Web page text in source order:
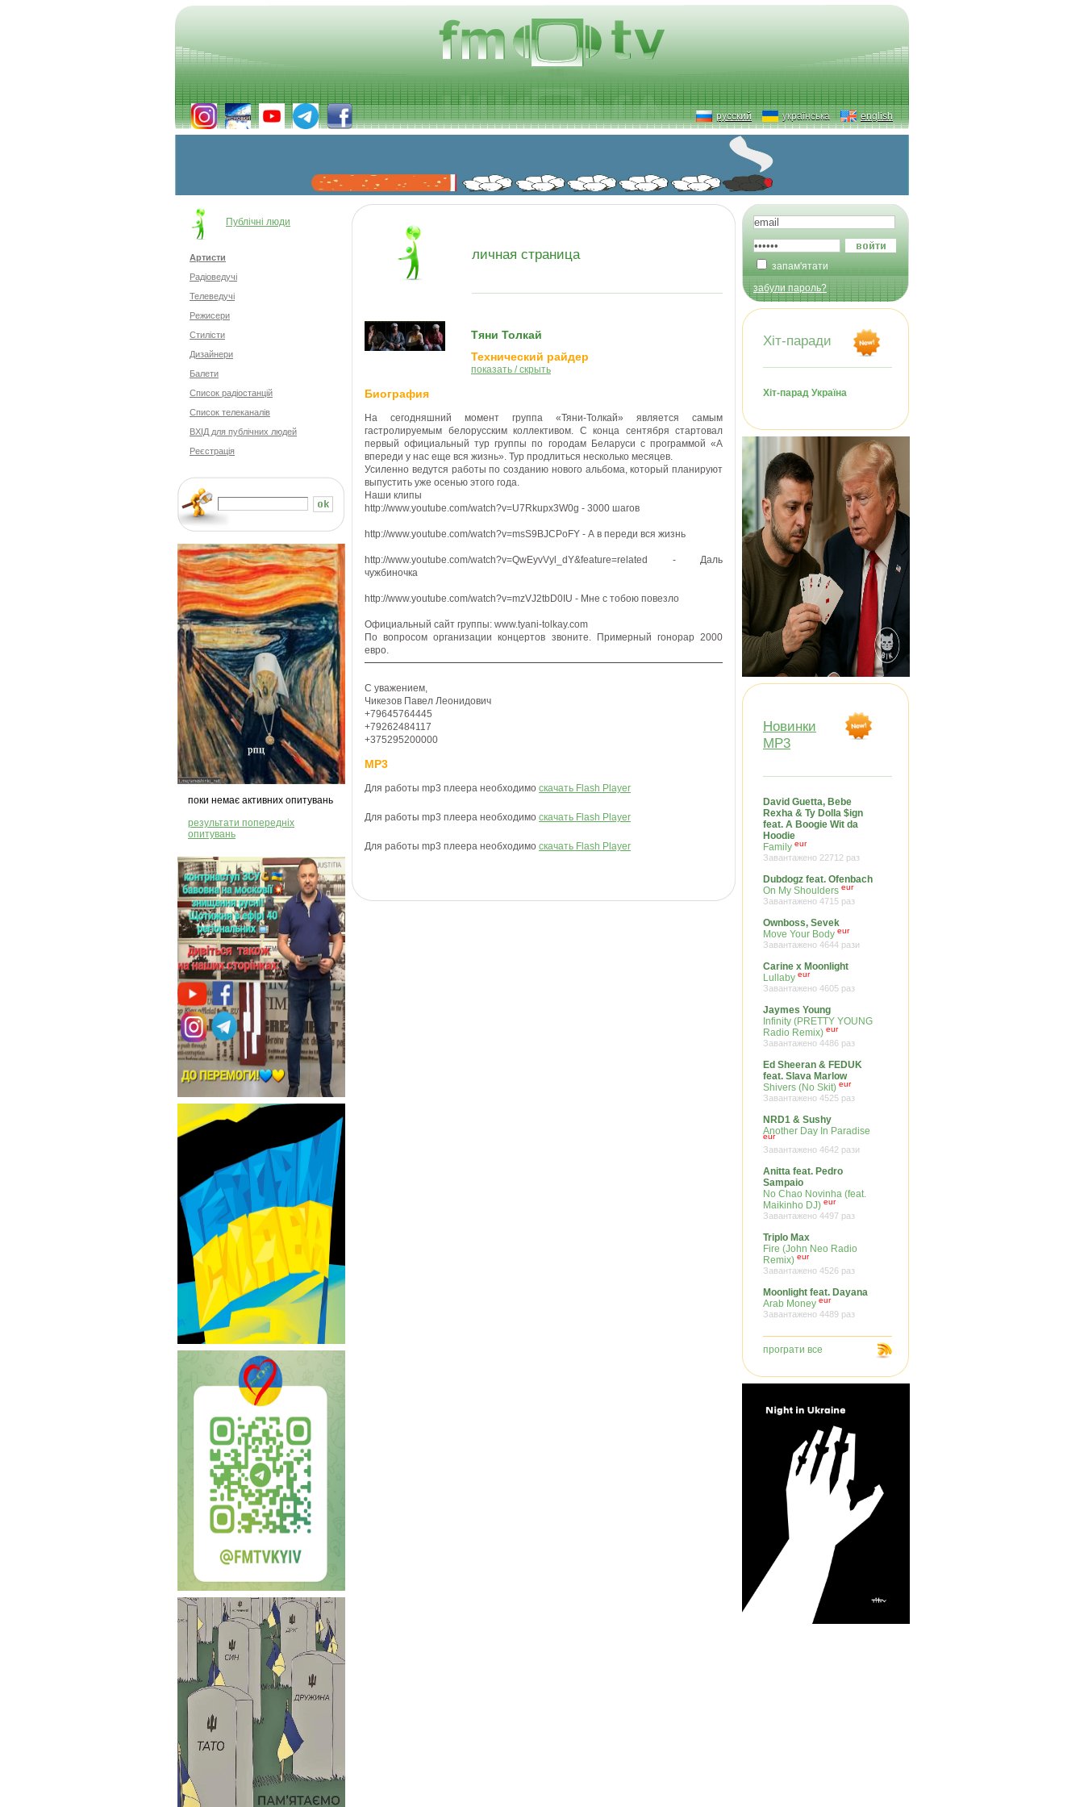
русский українська english
Публічні люди
Артисти
Радіоведучі
Телеведучі
Режисери
Стилісти
Дизайнери
Балети
Cписок радіостанцій
Список телеканалів
ВХІД для публічних людей
Реєстрація
поки немає активних опитувань
результати попередніх
опитувань
личная страница
Тяни Толкай
Технический райдер
показать / скрыть
Биография
На сегодняшний момент группа «Тяни-Толкай» является самым
гастролируемым белорусским коллективом. С конца сентября стартовал
первый официальный тур группы по городам Беларуси с программой «А
впереди у нас еще вся жизнь». Тур продлиться несколько месяцев.
Усиленно ведутся работы по созданию нового альбома, который планируют
выпустить уже осенью этого года.
Наши клипы
http://www.youtube.com/watch?v=U7Rkupx3W0g - 3000 шагов
http://www.youtube.com/watch?v=msS9BJCPoFY - А в переди вся жизнь
http://www.youtube.com/watch?v=QwEyvVyl_dY&feature=related - Даль
чужбиночка
http://www.youtube.com/watch?v=mzVJ2tbD0IU - Мне с тобою повезло
Официальный сайт группы: www.tyani-tolkay.com
По вопросом организации концертов звоните. Примерный гонорар 2000
евро.
С уважением,
Чикезов Павел Леонидович
+79645764445
+79262484117
+375295200000
MP3
Для работы mp3 плеера необходимо скачать Flash Player
Для работы mp3 плеера необходимо скачать Flash Player
Для работы mp3 плеера необходимо скачать Flash Player
запам'ятати
забули пароль?
Хіт-паради
Хіт-парад Україна
Новинки
MP3
David Guetta, Bebe
Rexha & Ty Dolla $ign
feat. A Boogie Wit da
Hoodie
Family eur
Завантажено 22712 раз
Dubdogz feat. Ofenbach
On My Shoulders eur
Завантажено 4715 раз
Ownboss, Sevek
Move Your Body eur
Завантажено 4644 рази
Carine x Moonlight
Lullaby eur
Завантажено 4605 раз
Jaymes Young
Infinity (PRETTY YOUNG
Radio Remix) eur
Завантажено 4486 раз
Ed Sheeran & FEDUK
feat. Slava Marlow
Shivers (No Skit) eur
Завантажено 4525 раз
NRD1 & Sushy
Another Day In Paradise
eur
Завантажено 4642 рази
Anitta feat. Pedro
Sampaio
No Chao Novinha (feat.
Maikinho DJ) eur
Завантажено 4497 раз
Triplo Max
Fire (John Neo Radio
Remix) eur
Завантажено 4526 раз
Moonlight feat. Dayana
Arab Money eur
Завантажено 4489 раз
програти все